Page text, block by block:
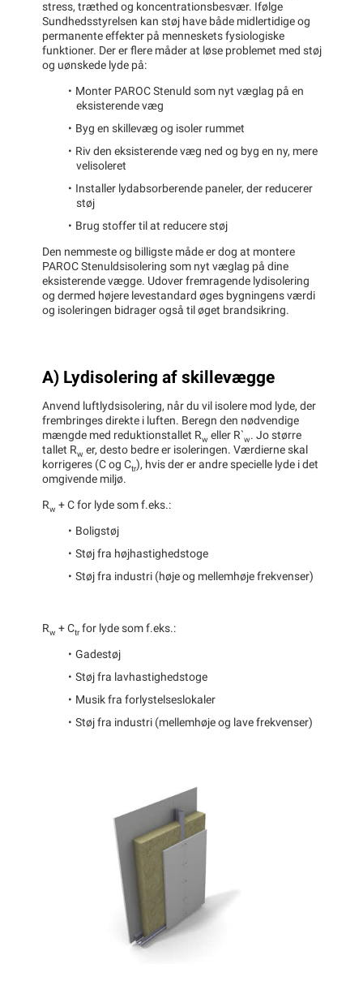
stress, træthed og koncentrationsbesvær. Ifølge
Sundhedsstyrelsen kan støj have både midlertidige og
permanente effekter på menneskets fysiologiske
funktioner. Der er flere måder at løse problemet med støj
og uønskede lyde på:
Monter PAROC Stenuld som nyt væglag på en
eksisterende væg
Byg en skillevæg og isoler rummet
Riv den eksisterende væg ned og byg en ny, mere
velisoleret
Installer lydabsorberende paneler, der reducerer
støj
Brug stoffer til at reducere støj
Den nemmeste og billigste måde er dog at montere
PAROC Stenuldsisolering som nyt væglag på dine
eksisterende vægge. Udover fremragende lydisolering
og dermed højere levestandard øges bygningens værdi
og isoleringen bidrager også til øget brandsikring.
A) Lydisolering af skillevægge
Anvend luftlydsisolering, når du vil isolere mod lyde, der
frembringes direkte i luften. Beregn den nødvendige
mængde med reduktionstallet Rw eller R`w. Jo større
tallet Rw er, desto bedre er isoleringen. Værdierne skal
korrigeres (C og Ctr), hvis der er andre specielle lyde i det
omgivende miljø.
Rw + C for lyde som f.eks.:
Boligstøj
Støj fra højhastighedstoge
Støj fra industri (høje og mellemhøje frekvenser)
Rw + Ctrfor lyde som f.eks.:
Gadestøj
Støj fra lavhastighedstoge
Musik fra forlystelseslokaler
Støj fra industri (mellemhøje og lave frekvenser)